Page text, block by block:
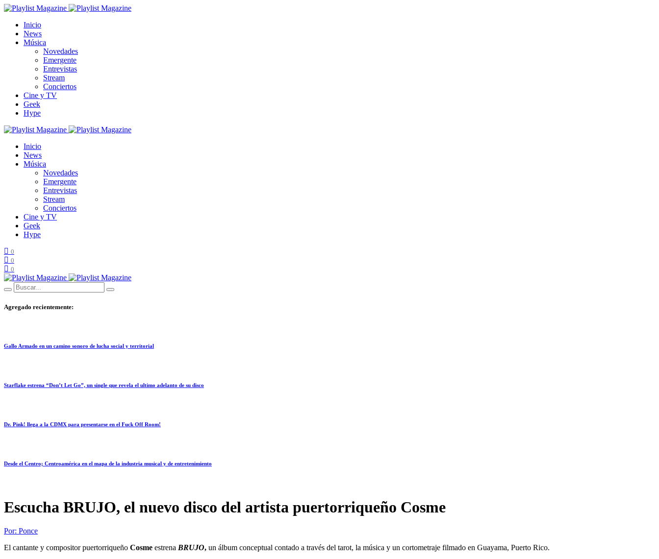
Inicio
News
Música
Novedades
Emergente
Entrevistas
Stream
Conciertos
Cine y TV
Geek
Hype
Inicio
News
Música
Novedades
Emergente
Entrevistas
Stream
Conciertos
Cine y TV
Geek
Hype
0
0
0
Agregado recientemente:
Gallo Armado en un camino sonoro de lucha social y territorial
Starflake estrena “Don’t Let Go”, un single que revela el ultimo adelanto de su disco
Dr. Pink! llega a la CDMX para presentarse en el Fuck Off Room!
Desde el Centro; Centroamérica en el mapa de la industria musical y de entretenimiento
Escucha BRUJO, el nuevo disco del artista puertorriqueño Cosme
Por: Ponce
El cantante y compositor puertorriqueño Cosme estrena BRUJO, un álbum conceptual contado a través del tarot, la música y un cortometraje filmado en Guayama, Puerto Rico.